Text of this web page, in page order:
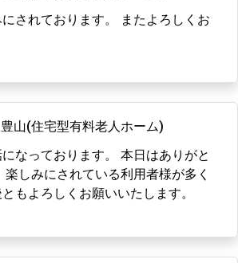
されております。 またよろしくお
山(住宅型有料老人ホーム)
なっております。 本日はありがと
楽しみにされている利用者様が多く
もよろしくお願いいたします。